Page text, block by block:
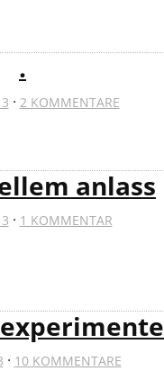
.
· 2 KOMMENTARE
anlass
· 1 KOMMENTAR
· 10 KOMMENTARE